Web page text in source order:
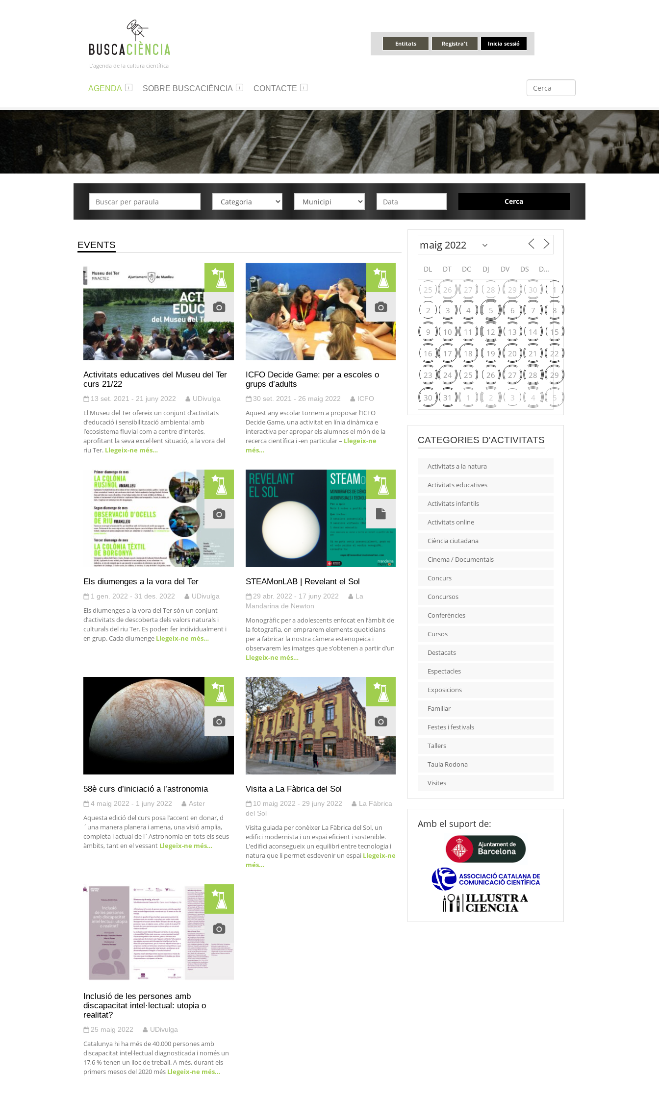
L’agenda de la cultura científica
Inicia sessió
Registra't
Entitats
AGENDA SOBRE BUSCACIÈNCIA CONTACTE
Cerca
EVENTS
Activitats educatives del Museu del Ter
curs 21/22
13 set. 2021 - 21 juny 2022 UDivulga
El Museu del Ter ofereix un conjunt d’activitats
d’educació i sensibilització ambiental amb
l’ecosistema fluvial com a centre d’interès,
aprofitant la seva excel·lent situació, a la vora del
riu Ter. Llegeix-ne més…
ICFO Decide Game: per a escoles o
grups d’adults
30 set. 2021 - 26 maig 2022 ICFO
Aquest any escolar tornem a proposar l’ICFO
Decide Game, una activitat en línia dinàmica e
interactiva per apropar els alumnes el món de la
recerca científica i -en particular – Llegeix-ne
més…
Els diumenges a la vora del Ter
1 gen. 2022 - 31 des. 2022 UDivulga
Els diumenges a la vora del Ter són un conjunt
d’activitats de descoberta dels valors naturals i
culturals del riu Ter. Es poden fer individualment i
en grup. Cada diumenge Llegeix-ne més…
STEAMonLAB | Revelant el Sol
29 abr. 2022 - 17 juny 2022
La
Mandarina de Newton
Monogràfic per a adolescents enfocat en l’àmbit de
la fotografia, on emprarem elements quotidians
per a fabricar la nostra càmera estenopeica i
observarem les imatges que s’obtenen a partir d’un
Llegeix-ne més…
58è curs d’iniciació a l’astronomia
4 maig 2022 - 1 juny 2022 Aster
Aquesta edició del curs posa l’accent en donar, d
´una manera planera i amena, una visió amplia,
completa i actual de l´Astronomia en tots els seus
àmbits, tant en el vessant Llegeix-ne més…
Visita a La Fàbrica del Sol
10 maig 2022 - 29 juny 2022
La Fàbrica
del Sol
Visita guiada per conèixer La Fàbrica del Sol, un
edifici modernista i un espai eficient i sostenible.
L’edifici aconsegueix un equilibri entre tecnologia i
natura que li permet esdevenir un espaiLlegeix-ne
més…
Inclusió de les persones amb
discapacitat intel·lectual: utopia o
realitat?
25 maig 2022 UDivulga
Catalunya hi ha més de 40.000 persones amb
discapacitat intel·lectual diagnosticada i només un
17,6 % tenen un lloc de treball. A més, durant els
primers mesos del 2020 més Llegeix-ne més…
DL DT DC DJ DV DS DG
25 26 27 28 29 30 1
2 3 4 5 6 7 8
9 10 11 12 13 14 15
16 17 18 19 20 21 22
23 24 25 26 27 28 29
30 31 1 2 3 4 5
CATEGORIES D'ACTIVITATS
Activitats a la natura
Activitats educatives
Activitats infantils
Activitats online
Ciència ciutadana
Cinema / Documentals
Concurs
Concursos
Conferències
Cursos
Destacats
Espectacles
Exposicions
Familiar
Festes i festivals
Tallers
Taula Rodona
Visites
Amb el suport de: